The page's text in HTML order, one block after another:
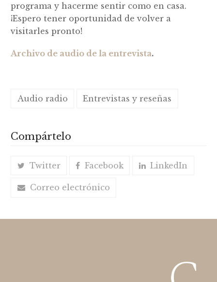
programa y hacerme sentir como en casa.
¡Espero tener oportunidad de volver a
visitarles pronto!
Archivo de audio de la entrevista.
Audio radio Entrevistas y reseñas
Compártelo
Twitter Facebook LinkedIn
Correo electrónico